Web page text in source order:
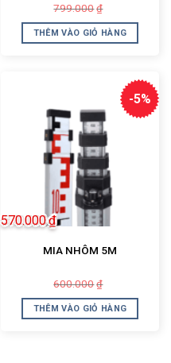
799.000 ₫
là:
799.000₫.
tại
là:
THÊM VÀO GIỎ HÀNG
-5%
MIA NHÔM 5M
600.000 ₫
là:
600.000₫.
570.000₫
tại
là:
THÊM VÀO GIỎ HÀNG